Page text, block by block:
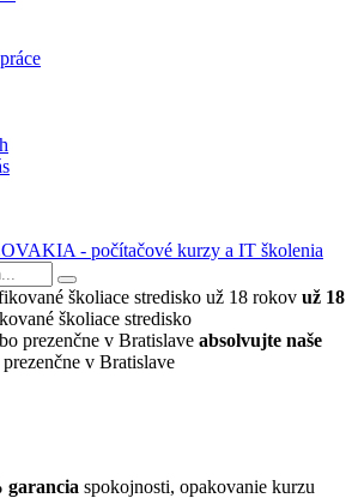
už 18
školiace stredisko
absolvujte naše
v Bratislave
garancia spokojnosti, opakovanie kurzu